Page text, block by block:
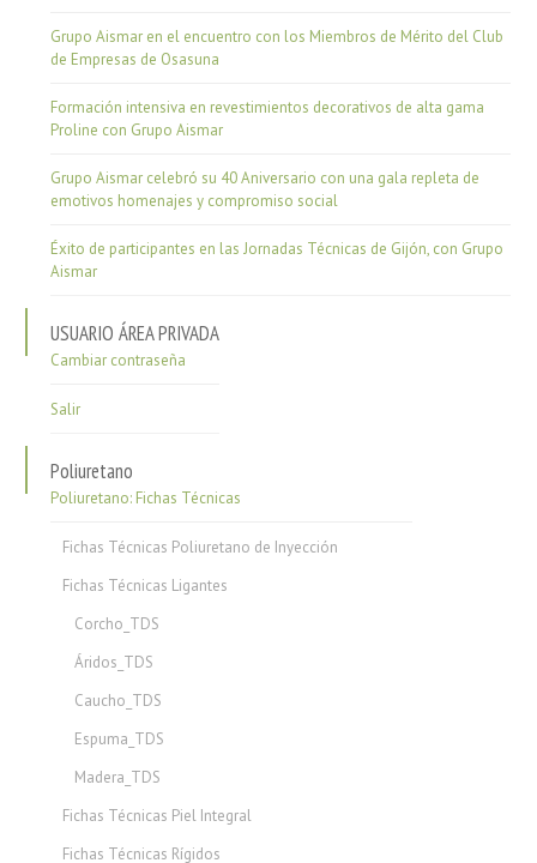
Grupo Aismar en el encuentro con los Miembros de Mérito del Club
de Empresas de Osasuna
Formación intensiva en revestimientos decorativos de alta gama
Proline con Grupo Aismar
Grupo Aismar celebró su 40 Aniversario con una gala repleta de
emotivos homenajes y compromiso social
Éxito de participantes en las Jornadas Técnicas de Gijón, con Grupo
Aismar
USUARIO ÁREA PRIVADA
Cambiar contraseña
Salir
Poliuretano
Poliuretano: Fichas Técnicas
Fichas Técnicas Poliuretano de Inyección
Fichas Técnicas Ligantes
Corcho_TDS
Áridos_TDS
Caucho_TDS
Espuma_TDS
Madera_TDS
Fichas Técnicas Piel Integral
Fichas Técnicas Rígidos